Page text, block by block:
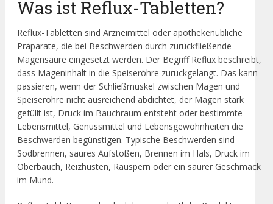
Was ist Reflux-Tabletten?
Reflux-Tabletten sind Arzneimittel oder apothekenübliche
Präparate, die bei Beschwerden durch zurückfließende
Magensäure eingesetzt werden. Der Begriff Reflux beschreibt,
dass Mageninhalt in die Speiseröhre zurückgelangt. Das kann
passieren, wenn der Schließmuskel zwischen Magen und
Speiseröhre nicht ausreichend abdichtet, der Magen stark
gefüllt ist, Druck im Bauchraum entsteht oder bestimmte
Lebensmittel, Genussmittel und Lebensgewohnheiten die
Beschwerden begünstigen. Typische Beschwerden sind
Sodbrennen, saures Aufstoßen, Brennen im Hals, Druck im
Oberbauch, Reizhusten, Räuspern oder ein saurer Geschmack
im Mund.